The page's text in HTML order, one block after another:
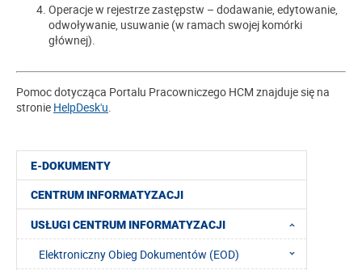
E-DOKUMENTY
CENTRUM INFORMATYZACJI
USŁUGI CENTRUM INFORMATYZACJI
Elektroniczny Obieg Dokumentów (EOD)
Operacje w rejestrze zastępstw – dodawanie, edytowanie,
odwoływanie, usuwanie (w ramach swojej komórki
głównej).
Pomoc dotycząca Portalu Pracowniczego HCM znajduje się na
stronie HelpDesk'u.